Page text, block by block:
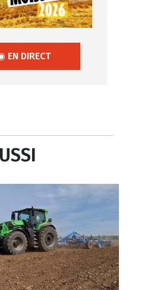
EN DIRECT